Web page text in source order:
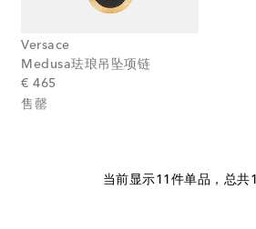
Versace
Medusa珐琅吊坠项链
€ 465original price
售罄
当前显示11件单品，总共